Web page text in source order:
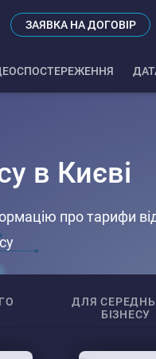
ЗАЯВКА НА ДОГОВІР
в Києві
про тарифи
ДЛЯ
БІЗНЕСУ